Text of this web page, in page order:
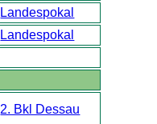
Landespokal
Landespokal
2. Bkl Dessau